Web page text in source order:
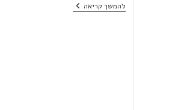
להמשך קריאהחברת
באמונה